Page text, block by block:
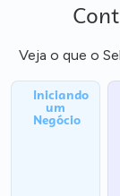
Veja o que o
Iniciando
um
Negócio